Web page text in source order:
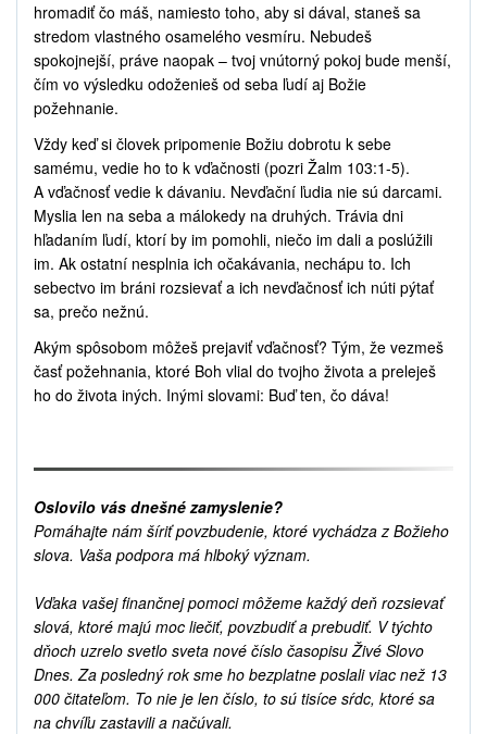
hromadiť čo máš, namiesto toho, aby si dával, staneš sa
stredom vlastného osamelého vesmíru. Nebudeš
spokojnejší, práve naopak – tvoj vnútorný pokoj bude menší,
čím vo výsledku odoženieš od seba ľudí aj Božie
požehnanie.
Vždy keď si človek pripomenie Božiu dobrotu k sebe
samému, vedie ho to k vďačnosti (pozri Žalm 103:1-5).
A vďačnosť vedie k dávaniu. Nevďační ľudia nie sú darcami.
Myslia len na seba a málokedy na druhých. Trávia dni
hľadaním ľudí, ktorí by im pomohli, niečo im dali a poslúžili
im. Ak ostatní nesplnia ich očakávania, nechápu to. Ich
sebectvo im bráni rozsievať a ich nevďačnosť ich núti pýtať
sa, prečo nežnú.
Akým spôsobom môžeš prejaviť vďačnosť? Tým, že vezmeš
časť požehnania, ktoré Boh vlial do tvojho života a preleješ
ho do života iných. Inými slovami: Buď ten, čo dáva!
Oslovilo vás dnešné zamyslenie?
Pomáhajte nám šíriť povzbudenie, ktoré vychádza z Božieho
slova. Vaša podpora má hlboký význam.
Vďaka vašej finančnej pomoci môžeme každý deň rozsievať
slová, ktoré majú moc liečiť, povzbudiť a prebudiť. V týchto
dňoch uzrelo svetlo sveta nové číslo časopisu Živé Slovo
Dnes. Za posledný rok sme ho bezplatne poslali viac než 13
000 čitateľom. To nie je len číslo, to sú tisíce sŕdc, ktoré sa
na chvíľu zastavili a načúvali.